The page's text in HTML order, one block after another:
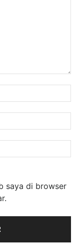
saya di browser